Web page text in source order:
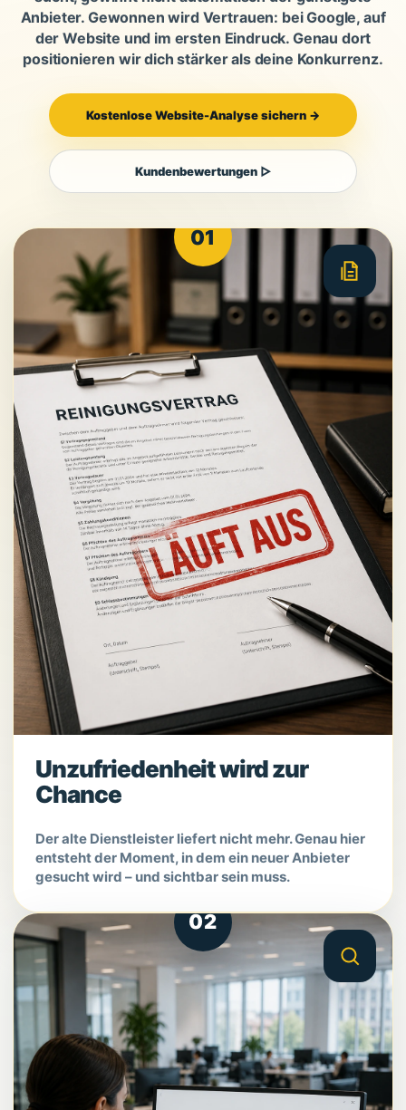
Anbieter. Gewonnen wird Vertrauen: bei Google, auf
der Website und im ersten Eindruck. Genau dort
positionieren wir dich stärker als deine Konkurrenz.
Kostenlose Website-Analyse sichern →
Kundenbewertungen ▷
01
Unzufriedenheit wird zur
Chance
Der alte Dienstleister liefert nicht mehr. Genau hier
entsteht der Moment, in dem ein neuer Anbieter
gesucht wird – und sichtbar sein muss.
02